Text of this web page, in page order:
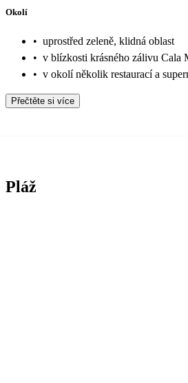
Okolí
• uprostřed zeleně, klidná oblast
• v blízkosti krásného zálivu Cala
• v okolí několik restaurací a
Přečtěte si více
Pláž